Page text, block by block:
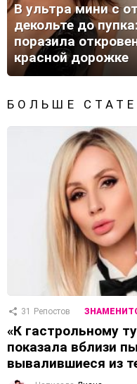
В ультра мини с
декольте до
поразила
красной дорожке
БОЛЬШЕ
31 Репостов
«К гастрольному
показала вблизи
вывалившиеся из